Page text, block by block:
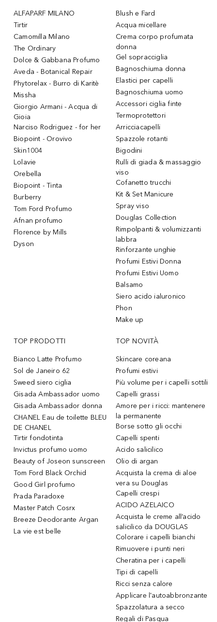
ALFAPARF MILANO
Tirtir
Camomilla Milano
The Ordinary
Dolce & Gabbana Profumo
Aveda - Botanical Repair
Phytorelax - Burro di Karitè
Missha
Giorgio Armani - Acqua di
Gioia
Narciso Rodriguez - for her
Biopoint - Orovivo
Skin1004
Lolavie
Orebella
Biopoint - Tinta
Burberry
Tom Ford Profumo
Afnan profumo
Florence by Mills
Dyson
Blush e Fard
Acqua micellare
Crema corpo profumata
donna
Gel sopracciglia
Bagnoschiuma donna
Elastici per capelli
Bagnoschiuma uomo
Accessori ciglia finte
Termoprotettori
Arricciacapelli
Spazzole rotanti
Bigodini
Rulli di giada & massaggio
viso
Cofanetto trucchi
Kit & Set Manicure
Spray viso
Douglas Collection
Rimpolpanti & volumizzanti
labbra
Rinforzante unghie
Profumi Estivi Donna
Profumi Estivi Uomo
Balsamo
Siero acido ialuronico
Phon
Make up
TOP PRODOTTI
Bianco Latte Profumo
Sol de Janeiro 62
Sweed siero ciglia
Gisada Ambassador uomo
Gisada Ambassador donna
CHANEL Eau de toilette BLEU
DE CHANEL
Tirtir fondotinta
Invictus profumo uomo
Beauty of Joseon sunscreen
Tom Ford Black Orchid
Good Girl profumo
Prada Paradoxe
Master Patch Cosrx
Breeze Deodorante Argan
La vie est belle
TOP NOVITÀ
Skincare coreana
Profumi estivi
Più volume per i capelli sottili
Capelli grassi
Amore per i ricci: mantenere
la permanente
Borse sotto gli occhi
Capelli spenti
Acido salicilico
Olio di argan
Acquista la crema di aloe
vera su Douglas
Capelli crespi
ACIDO AZELAICO
Acquista le creme all’acido
salicilico da DOUGLAS
Colorare i capelli bianchi
Rimuovere i punti neri
Cheratina per i capelli
Tipi di capelli
Ricci senza calore
Applicare l'autoabbronzante
Spazzolatura a secco
Regali di Pasqua